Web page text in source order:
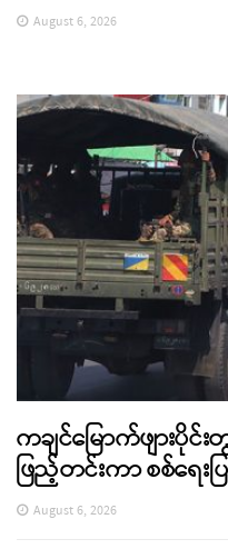
August 6, 2026
ကချင်မြောက်ဖျားပို
ဖြည့်တင်းကာ စစ်ရေး
August 6, 2026